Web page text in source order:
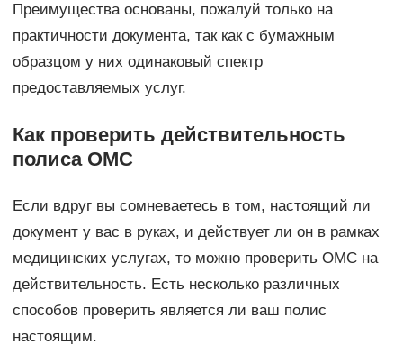
Преимущества основаны, пожалуй только на
практичности документа, так как с бумажным
образцом у них одинаковый спектр
предоставляемых услуг.
Как проверить действительность
полиса ОМС
Если вдруг вы сомневаетесь в том, настоящий ли
документ у вас в руках, и действует ли он в рамках
медицинских услугах, то можно проверить ОМС на
действительность. Есть несколько различных
способов проверить является ли ваш полис
настоящим.